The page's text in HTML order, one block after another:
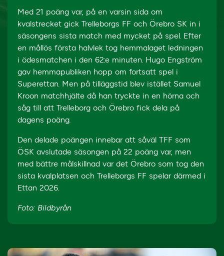
Med 21 poäng var, på en varsin sida om
kvalstrecket gick Trelleborgs FF och Örebro SK in i
säsongens sista match med mycket på spel. Efter
en mållös första halvlek tog hemmalaget ledningen
i ödesmatchen i den 62:e minuten. Hugo Engström
gav hemmapubliken hopp om fortsatt spel i
Superettan. Men på tilläggstid blev istället Samuel
Kroon matchhjälte då han tryckte in en hörna och
såg till att Trelleborg och Örebro fick dela på
dagens poäng.
Den delade poängen innebar att såväl TFF som
ÖSK avslutade säsongen på 22 poäng var, men
med bättre målskillnad var det Örebro som tog den
sista kvalplatsen och Trelleborgs FF spelar därmed i
Ettan 2026.
Foto: Bildbyrån